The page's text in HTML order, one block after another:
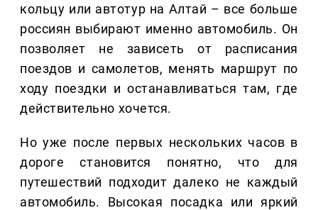
кольцу или автотур на Алтай – все больше
россиян выбирают именно автомобиль. Он
позволяет не зависеть от расписания
поездов и самолетов, менять маршрут по
ходу поездки и останавливаться там, где
действительно хочется.
Но уже после первых нескольких часов в
дороге становится понятно, что для
путешествий подходит далеко не каждый
автомобиль. Высокая посадка или яркий